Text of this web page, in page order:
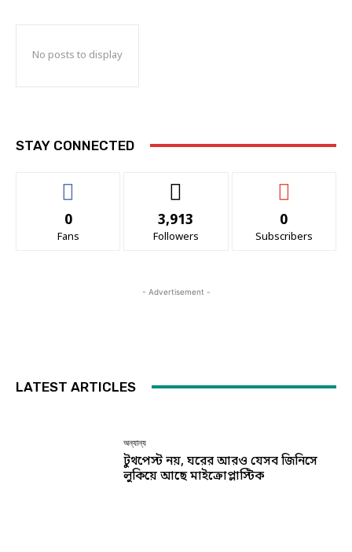
No posts to display
STAY CONNECTED
0
Fans
3,913
Followers
0
Subscribers
- Advertisement -
LATEST ARTICLES
অন্যান্য
টুথপেস্ট নয়, ঘরের আরও যেসব জিনিসে
লুকিয়ে আছে মাইক্রোপ্লাস্টিক